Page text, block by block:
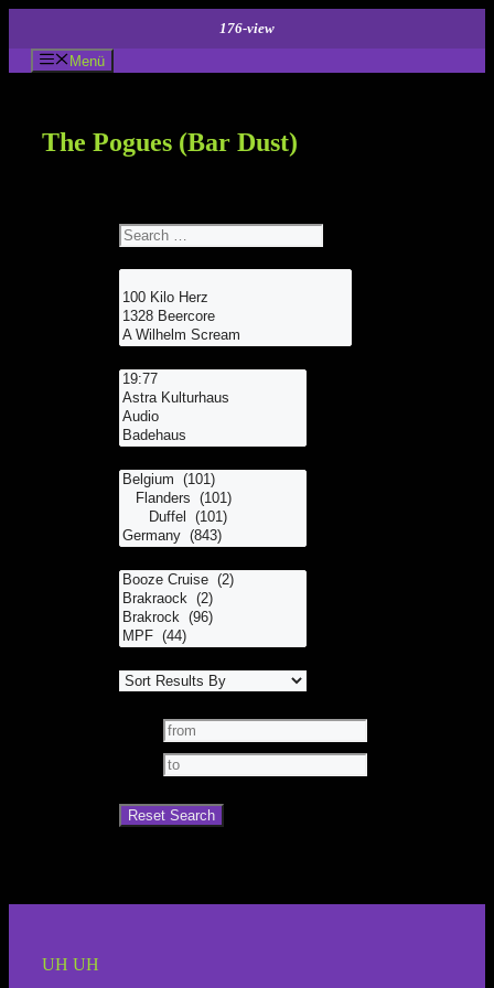
springen
176-view
Menü
The Pogues (Bar Dust)
UH UH